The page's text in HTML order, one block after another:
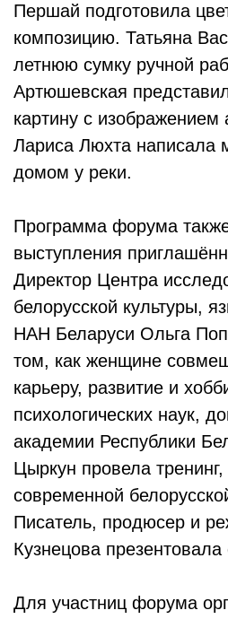
Першай подготовила
композицию. Татьяна
летнюю сумку ручной
Артюшевская
картину с
Лариса Люхта написала
домом у реки.
Программа форума
выступления
Директор Центра
белорусской культуры,
НАН Беларуси Ольга
том, как женщине
карьеру, развитие и
психологических наук,
академии Республики
Цыркун провела
современной
Писатель, продюсер и
Кузнецова презентовала
Для участниц форума